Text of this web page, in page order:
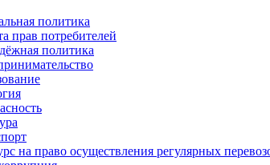
политика
прав потребителей
политика
на право осуществления регулярных